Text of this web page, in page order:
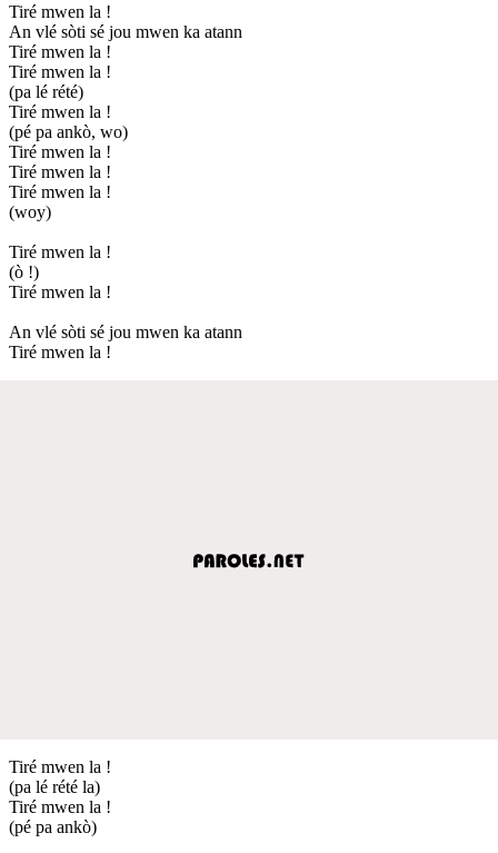
Tiré mwen la !
An vlé sòti sé jou mwen ka atann
Tiré mwen la !
Tiré mwen la !
(pa lé rété)
Tiré mwen la !
(pé pa ankò, wo)
Tiré mwen la !
Tiré mwen la !
Tiré mwen la !
(woy)
Tiré mwen la !
(ò !)
Tiré mwen la !
An vlé sòti sé jou mwen ka atann
Tiré mwen la !
Tiré mwen la !
(pa lé rété la)
Tiré mwen la !
(pé pa ankò)